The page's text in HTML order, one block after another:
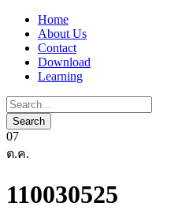
Home
About Us
Contact
Download
Learning
07
ต.ค.
110030525